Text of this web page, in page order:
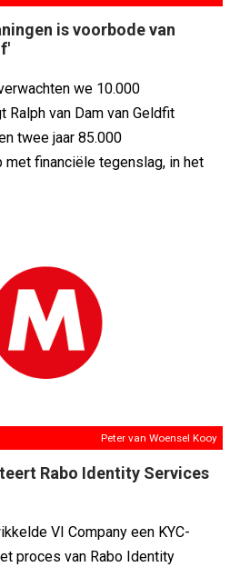
is voorbode van
we 10.000
Ralph van Dam van Geldfit
twee jaar 85.000
met financiële tegenslag, in het
Peter van Woensel Kooy
Rabo Identity Services
VI Company een KYC-
proces van Rabo Identity